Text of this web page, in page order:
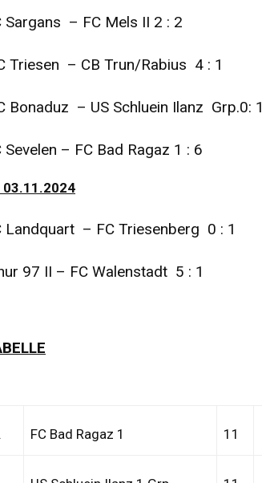
Sargans – FC Mels II 2 : 2
Triesen – CB Trun/Rabius 4 : 1
Bonaduz – US Schluein Ilanz Grp.0: 1
Sevelen – FC Bad Ragaz 1 : 6
03.11.2024
Landquart – FC Triesenberg 0 : 1
97 II – FC Walenstadt 5 : 1
FC Bad Ragaz 1 11